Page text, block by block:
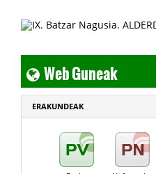
Web Guneak
ERAKUNDEAK